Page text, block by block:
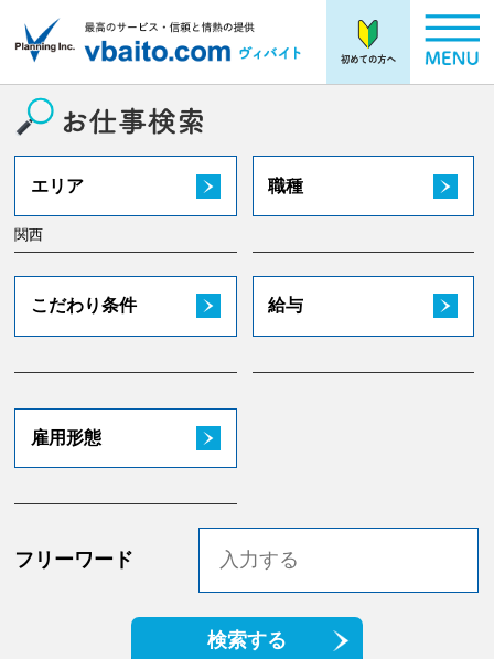
エリア
関西
職種
こだわり条件 給与
雇用形態
フリーワード
検索する